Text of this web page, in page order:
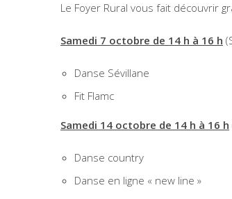
Le Foyer Rural vous fait découvrir
Samedi 7 octobre de 14 h à 16 h
Danse Sévillane
Fit Flamc
Samedi 14 octobre de 14 h à 16 h
Danse country
Danse en ligne « new line »